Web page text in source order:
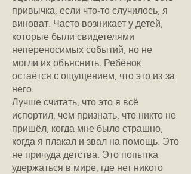
привычка, если что-то случилось, я
виноват. Часто возникает у детей,
которые были свидетелями
непереносимых событий, но не
могли их объяснить. Ребёнок
остаётся с ощущением, что это из-за
него.
Лучше считать, что это я всё
испортил, чем признать, что никто не
пришёл, когда мне было страшно,
когда я плакал и звал на помощь. Это
не причуда детства. Это попытка
удержаться в мире, где нет никого